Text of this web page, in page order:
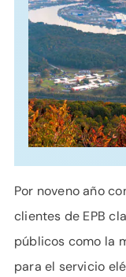
Por noveno año
clientes de EPB
públicos como la
para el servicio